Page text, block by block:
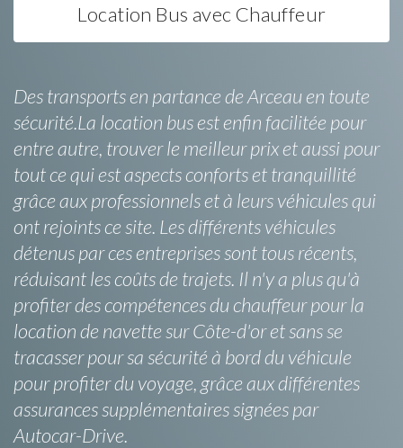
Location Bus avec Chauffeur
Des transports en partance de Arceau en toute
sécurité.La location bus est enfin facilitée pour
entre autre, trouver le meilleur prix et aussi pour
tout ce qui est aspects conforts et tranquillité
grâce aux professionnels et à leurs véhicules qui
ont rejoints ce site. Les différents véhicules
détenus par ces entreprises sont tous récents,
réduisant les coûts de trajets. Il n'y a plus qu'à
profiter des compétences du chauffeur pour la
location de navette sur Côte-d'or et sans se
tracasser pour sa sécurité à bord du véhicule
pour profiter du voyage, grâce aux différentes
assurances supplémentaires signées par
Autocar-Drive.